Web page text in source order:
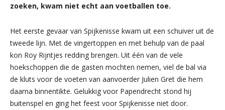
zoeken, kwam niet echt aan voetballen toe.
Het eerste gevaar van Spijkenisse kwam uit een schuiver uit de
tweede lijn. Met de vingertoppen en met behulp van de paal
kon Roy Rijntjes redding brengen. Uit één van de vele
hoekschoppen die de gasten mochten nemen, viel de bal via
de kluts voor de voeten van aanvoerder Julien Gret die hem
daarna binnentikte. Gelukkig voor Papendrecht stond hij
buitenspel en ging het feest voor Spijkenisse niet door.